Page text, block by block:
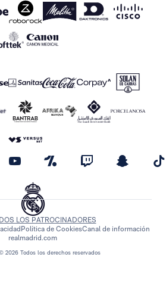
2026 Todos los derechos reservados
LOS PATROCINADORES
Política de CookiesCanal de información
realmadrid.com